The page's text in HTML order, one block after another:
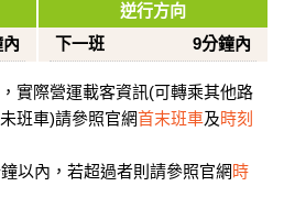
逆行方向
下一班
9分鐘內
實際營運載客資訊(可轉乘其他路
班車)請參照官網首末班車及時刻
以內，若超過者則請參照官網 時